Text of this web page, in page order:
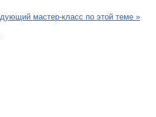
мастер-класс по этой теме »